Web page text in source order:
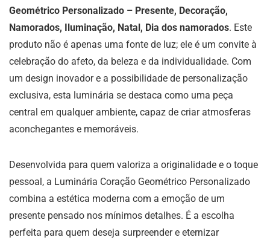
Geométrico Personalizado – Presente, Decoração,
Namorados, Iluminação, Natal, Dia dos namorados. Este
produto não é apenas uma fonte de luz; ele é um convite à
celebração do afeto, da beleza e da individualidade. Com
um design inovador e a possibilidade de personalização
exclusiva, esta luminária se destaca como uma peça
central em qualquer ambiente, capaz de criar atmosferas
aconchegantes e memoráveis.
Desenvolvida para quem valoriza a originalidade e o toque
pessoal, a Luminária Coração Geométrico Personalizado
combina a estética moderna com a emoção de um
presente pensado nos mínimos detalhes. É a escolha
perfeita para quem deseja surpreender e eternizar